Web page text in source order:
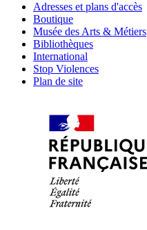
Adresses et plans d'accès
Boutique
Musée des Arts & Métiers
Bibliothèques
International
Stop Violences
Plan de site